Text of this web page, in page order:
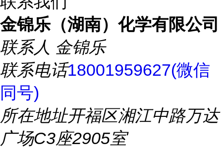
金锦乐（湖南）化学有限公司
联系人 金锦乐
联系电话18001959627(微信
同号)
所在地址开福区湘江中路万达
广场C3座2905室